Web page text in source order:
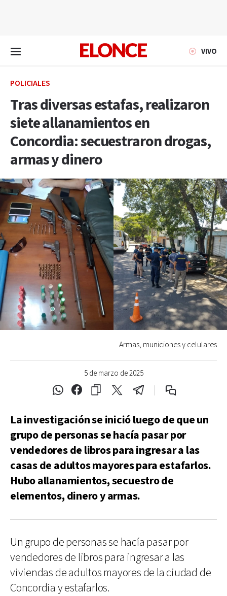
VIVO
POLICIALES
Tras diversas estafas, realizaron
siete allanamientos en
Concordia: secuestraron drogas,
armas y dinero
5 de marzo de 2025
Armas, municiones y celulares
La investigación se inició luego de que un
grupo de personas se hacía pasar por
vendedores de libros para ingresar a las
casas de adultos mayores para estafarlos.
Hubo allanamientos, secuestro de
elementos, dinero y armas.
Un grupo de personas se hacía pasar por
vendedores de libros para ingresar a las
viviendas de adultos mayores de la ciudad de
Concordia y estafarlos.